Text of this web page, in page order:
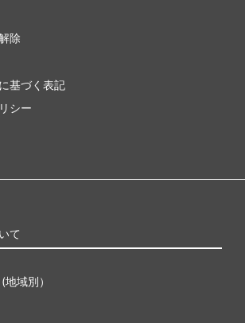
除
基づく表記
シー
て
域別）